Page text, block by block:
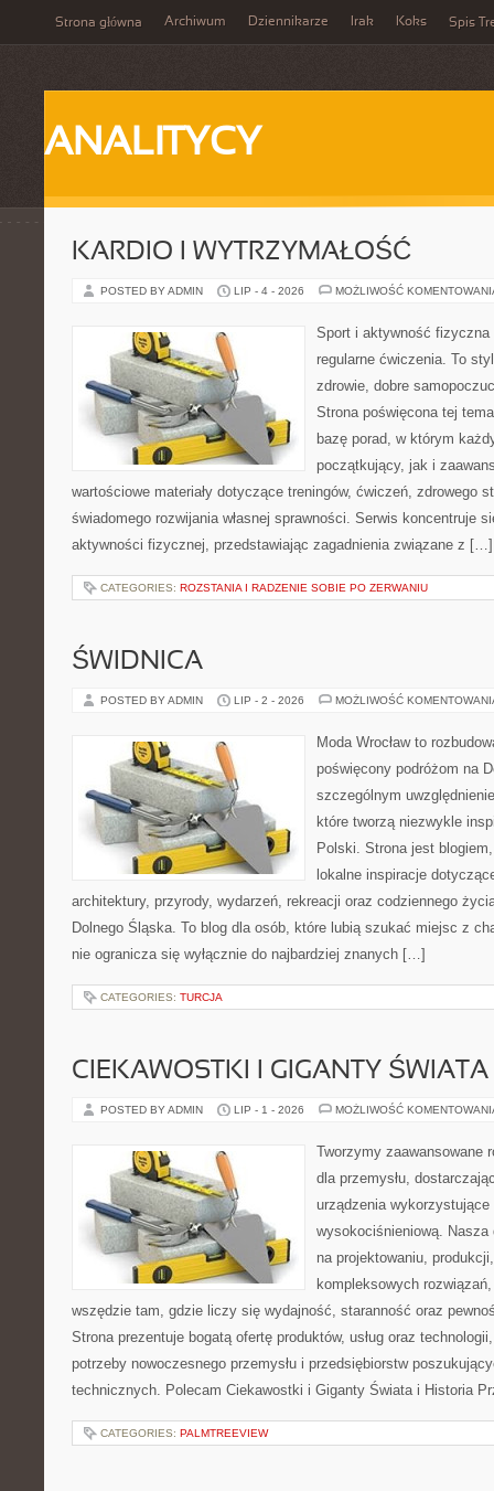
Strona główna Archiwum Dziennikarze Irak Koks Spis
ANALITYCY
KARDIO I WYTRZYMAŁOŚĆ
POSTED BY ADMIN LIP - 4 - 2026 MOŻLIWOŚĆ
Sport i aktywność
regularne ćwiczenia. To
zdrowie, dobre
Strona poświęcona tej
bazę porad, w którym
początkujący, jak i
wartościowe materiały dotyczące treningów, ćwiczeń, zdrowego
świadomego rozwijania własnej sprawności. Serwis koncentruje
aktywności fizycznej, przedstawiając zagadnienia związane z […]
CATEGORIES: ROZSTANIA I RADZENIE SOBIE PO ZERWANIU
ŚWIDNICA
POSTED BY ADMIN LIP - 2 - 2026 MOŻLIWOŚĆ
Moda Wrocław to
poświęcony podróżom na
szczególnym
które tworzą niezwykle
Polski. Strona jest
lokalne inspiracje
architektury, przyrody, wydarzeń, rekreacji oraz codziennego
Dolnego Śląska. To blog dla osób, które lubią szukać miejsc z
nie ogranicza się wyłącznie do najbardziej znanych […]
CATEGORIES: TURCJA
CIEKAWOSTKI I GIGANTY ŚWIATA
POSTED BY ADMIN LIP - 1 - 2026 MOŻLIWOŚĆ
Tworzymy zaawansowane
dla przemysłu,
urządzenia wykorzystujące
wysokociśnieniową. Nasza
na projektowaniu,
kompleksowych
wszędzie tam, gdzie liczy się wydajność, staranność oraz
Strona prezentuje bogatą ofertę produktów, usług oraz
potrzeby nowoczesnego przemysłu i przedsiębiorstw
technicznych. Polecam Ciekawostki i Giganty Świata i Historia
CATEGORIES: PALMTREEVIEW